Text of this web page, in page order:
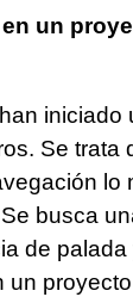
un
Se
busca
de
un